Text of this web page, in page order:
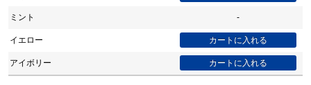
ミント -
イエロー
アイボリー